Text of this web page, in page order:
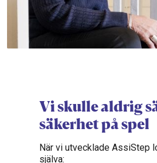
Vi skulle aldrig
säkerhet på spel
När vi utvecklade AssiStep
själva: